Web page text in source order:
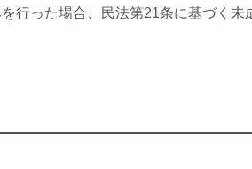
行った場合、民法第21条に基づく未